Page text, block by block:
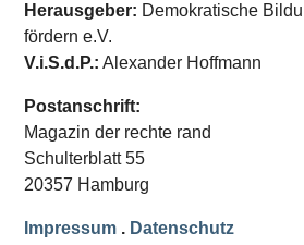
Datenschutz
SCHWERPUNKTE
Schwerpunkte Übersicht
Schwerpunkt AFD-Verbot
Schwerpunkt zur USA und Faschist Trump
Schwerpunkt »Identitäre Bewegung«
Schwerpunkt »Reichsbürger«
Herausgeber: Demokratische
fördern e.V.
V.i.S.d.P.: Alexander Hoffmann
Postanschrift:
Magazin der rechte rand
Schulterblatt 55
20357 Hamburg
Impressum . Datenschutz